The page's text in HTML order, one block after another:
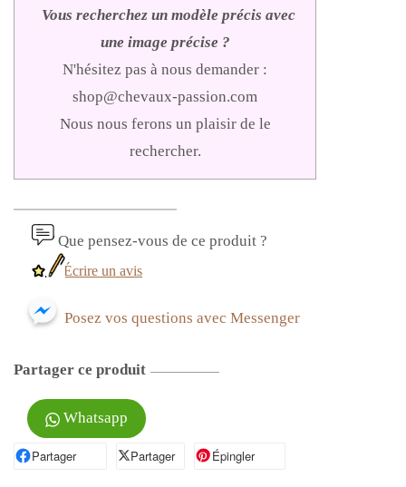
Vous recherchez un modèle précis avec
une image précise ?
N'hésitez pas à nous demander :
shop@chevaux-passion.com
Nous nous ferons un plaisir de le
rechercher.
Que pensez-vous de ce produit ?
Écrire un avis
Posez vos questions avec Messenger
Partager ce produit
Whatsapp
PartagerPartager sur Facebook
Partager
Partager sur XÉpinglerÉpingler sur Pinterest